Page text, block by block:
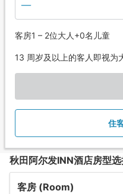
客房1 – 2位大人+0名儿童
13 周岁及以上的客人即视为
住
秋田阿尔发INN酒店房型
客房 (Room)